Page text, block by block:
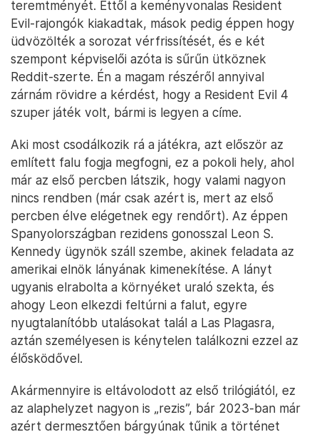
teremtményét. Ettől a keményvonalas Resident
Evil-rajongók kiakadtak, mások pedig éppen hogy
üdvözölték a sorozat vérfrissítését, és e két
szempont képviselői azóta is sűrűn ütköznek
Reddit-szerte. Én a magam részéről annyival
zárnám rövidre a kérdést, hogy a Resident Evil 4
szuper játék volt, bármi is legyen a címe.
Aki most csodálkozik rá a játékra, azt először az
említett falu fogja megfogni, ez a pokoli hely, ahol
már az első percben látszik, hogy valami nagyon
nincs rendben (már csak azért is, mert az első
percben élve elégetnek egy rendőrt). Az éppen
Spanyolországban rezidens gonosszal Leon S.
Kennedy ügynök száll szembe, akinek feladata az
amerikai elnök lányának kimenekítése. A lányt
ugyanis elrabolta a környéket uraló szekta, és
ahogy Leon elkezdi feltúrni a falut, egyre
nyugtalanítóbb utalásokat talál a Las Plagasra,
aztán személyesen is kénytelen találkozni ezzel az
élősködővel.
Akármennyire is eltávolodott az első trilógiától, ez
az alaphelyzet nagyon is „rezis”, bár 2023-ban már
azért dermesztően bárgyúnak tűnik a történet